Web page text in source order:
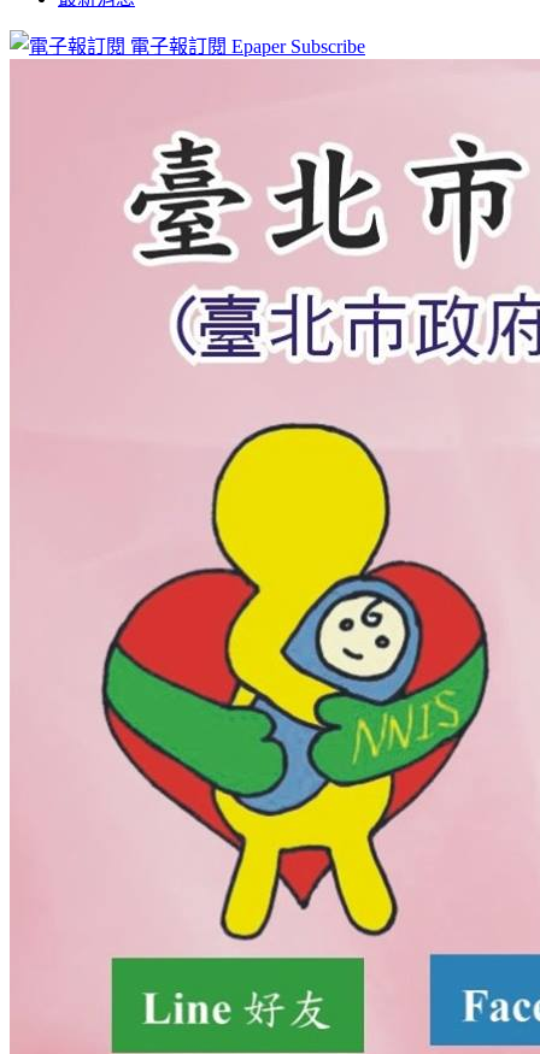
電子報訂閱 Epaper Subscribe